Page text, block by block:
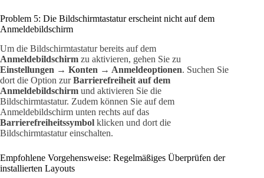
Problem 5: Die Bildschirmtastatur erscheint nicht auf dem
Anmeldebildschirm
Um die Bildschirmtastatur bereits auf dem
Anmeldebildschirm zu aktivieren, gehen Sie zu
Einstellungen → Konten → Anmeldeoptionen. Suchen Sie
dort die Option zurBarrierefreiheit auf dem
Anmeldebildschirm und aktivieren Sie die
Bildschirmtastatur. Zudem können Sie auf dem
Anmeldebildschirm unten rechts auf das
Barrierefreiheitssymbol klicken und dort die
Bildschirmtastatur einschalten.
Empfohlene Vorgehensweise: Regelmäßiges Überprüfen der
installierten Layouts